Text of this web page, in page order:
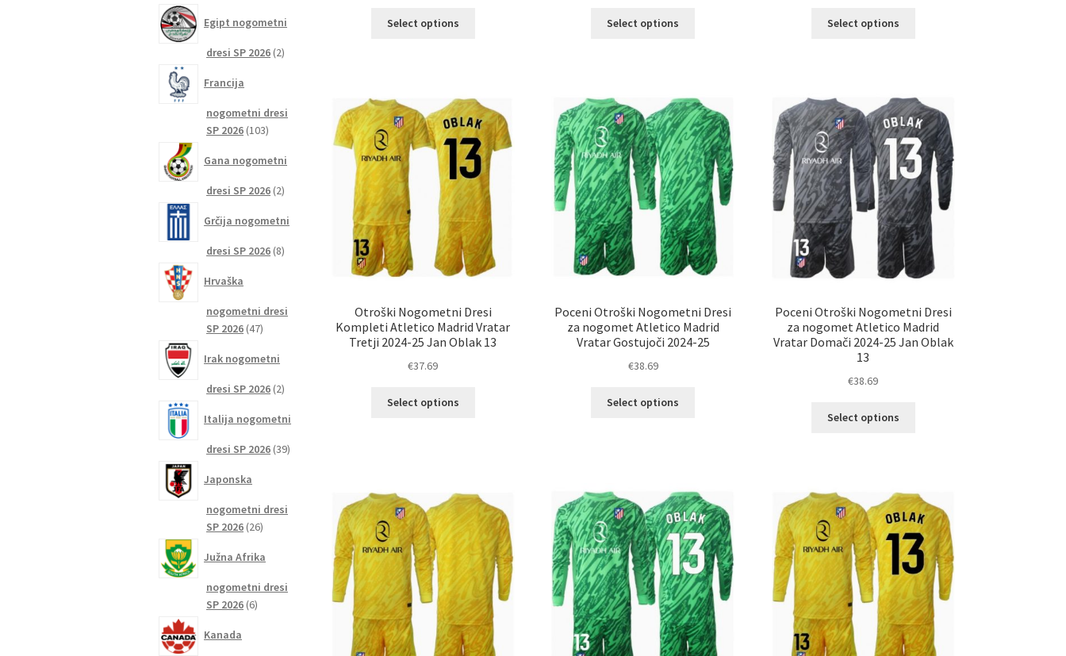
Select options
Možnosti
lahko
izberete
na
strani
izdelka
Select options
Možnosti
lahko
izberete
na
strani
izdelka
Select options
Možnosti
lahko
izberete
na
strani
izdelka
Otroški Nogometni Dresi
Kompleti Atletico Madrid Vratar
Tretji 2024-25 Jan Oblak 13
€37.69
Select options
lahko
izberete
na
strani
izdelka
Poceni Otroški Nogometni Dresi
za nogomet Atletico Madrid
Vratar Gostujoči 2024-25
€38.69
Select options
lahko
izberete
na
strani
izdelka
Poceni Otroški Nogometni Dresi
za nogomet Atletico Madrid
Vratar Domači 2024-25 Jan Oblak
13
€38.69
Select options
Možnosti
lahko
izberete
na
strani
izdelka
Egipt nogometni
dresi SP 2026 22
Francija
nogometni dresi
SP 2026 103103
Gana nogometni
dresi SP 2026 22
Grčija nogometni
dresi SP 2026 88
Hrvaška
nogometni dresi
SP 2026 4747
Irak nogometni
dresi SP 2026 22
Italija nogometni
dresi SP 2026 3939
Japonska
nogometni dresi
SP 2026 2626
Južna Afrika
nogometni dresi
SP 2026 66
Kanada